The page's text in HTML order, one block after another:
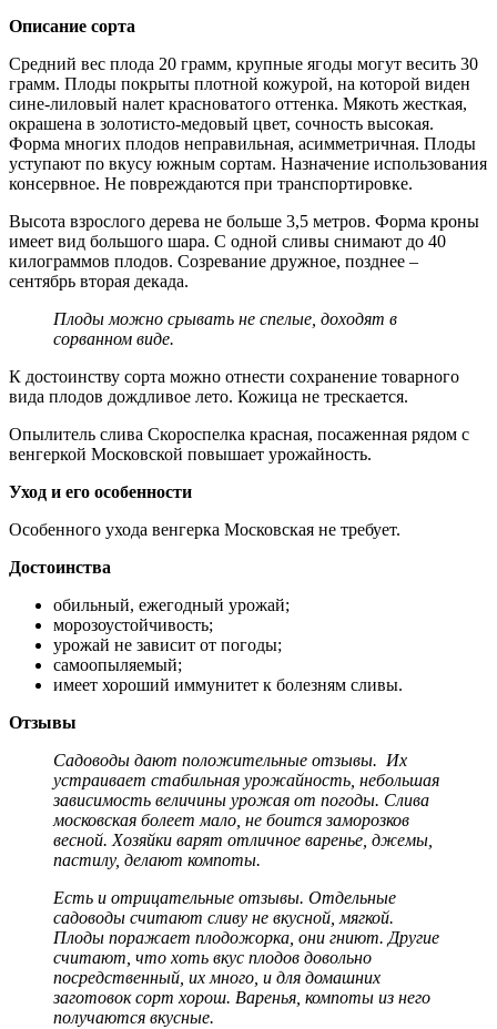
Описание сорта
Средний вес плода 20 грамм, крупные ягоды могут весить 30
грамм. Плоды покрыты плотной кожурой, на которой виден
сине-лиловый налет красноватого оттенка. Мякоть жесткая,
окрашена в золотисто-медовый цвет, сочность высокая.
Форма многих плодов неправильная, асимметричная. Плоды
уступают по вкусу южным сортам. Назначение использования
консервное. Не повреждаются при транспортировке.
Высота взрослого дерева не больше 3,5 метров. Форма кроны
имеет вид большого шара. С одной сливы снимают до 40
килограммов плодов. Созревание дружное, позднее –
сентябрь вторая декада.
Плоды можно срывать не спелые, доходят в
сорванном виде.
К достоинству сорта можно отнести сохранение товарного
вида плодов дождливое лето. Кожица не трескается.
Опылитель слива Скороспелка красная, посаженная рядом с
венгеркой Московской повышает урожайность.
Уход и его особенности
Особенного ухода венгерка Московская не требует.
Достоинства
обильный, ежегодный урожай;
морозоустойчивость;
урожай не зависит от погоды;
самоопыляемый;
имеет хороший иммунитет к болезням сливы.
Отзывы
Садоводы дают положительные отзывы. Их
устраивает стабильная урожайность, небольшая
зависимость величины урожая от погоды. Слива
московская болеет мало, не боится заморозков
весной. Хозяйки варят отличное варенье, джемы,
пастилу, делают компоты.
Есть и отрицательные отзывы. Отдельные
садоводы считают сливу не вкусной, мягкой.
Плоды поражает плодожорка, они гниют. Другие
считают, что хоть вкус плодов довольно
посредственный, их много, и для домашних
заготовок сорт хорош. Варенья, компоты из него
получаются вкусные.